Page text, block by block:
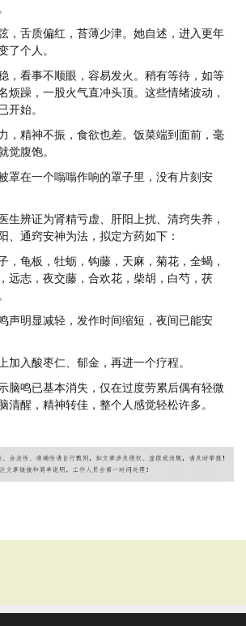
，舌质偏红，苔薄少津。她自述，进入更年
了个人。
，看事不顺眼，容易发火。稍有等待，如等
烦躁，一股火气直冲头顶。这些情绪波动，
开始。
，精神不振，食欲也差。饭菜端到面前，毫
觉腹饱。
罩在一个嗡嗡作响的罩子里，没有片刻安
生辨证为肾精亏虚、肝阳上扰、清窍失养，
、通窍安神为法，拟定方药如下：
，龟板，牡蛎，钩藤，天麻，菊花，全蝎，
远志，夜交藤，合欢花，柴胡，白芍，茯
声明显减轻，发作时间缩短，夜间已能安
加入酸枣仁、郁金，再进一个疗程。
脑鸣已基本消失，仅在过度劳累后偶有轻微
清醒，精神转佳，整个人感觉轻松许多。